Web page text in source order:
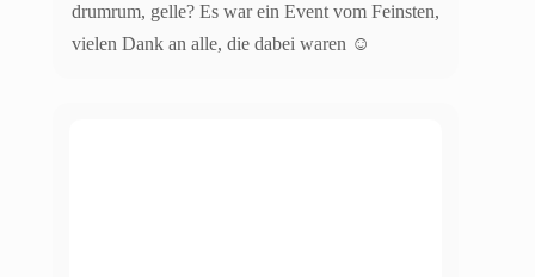
drumrum, gelle? Es war ein Event vom Feinsten,
vielen Dank an alle, die dabei waren ☺️